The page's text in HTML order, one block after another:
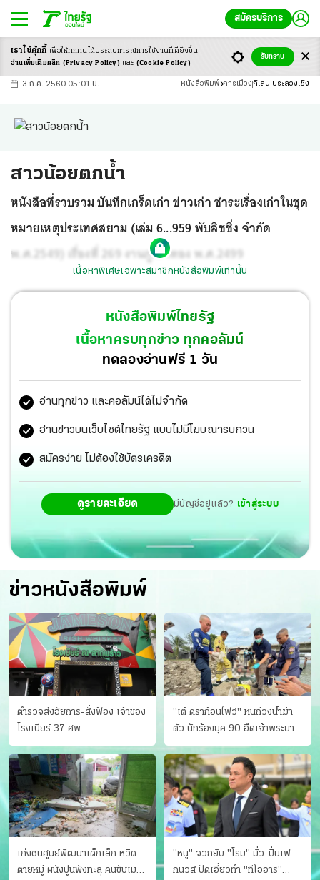
สมัครบริการ
-ก ก ก+
3 ก.ค. 2560 05:01 น. หนังสือพิมพ์ การเมืองกิเลน ประลองเชิง
สาวน้อยตกน้ำ
หนังสือที่รวบรวม บันทึกเกร็ดเก่า ข่าวเก่า ชำระเรื่องเก่าในชุด
หมายเหตุประเทศสยาม (เล่ม 6...959 พับลิชชิ่ง จำกัด
พ.ศ.2549) เรื่องที่ 269 งานภูเขาทอง พ.ศ.2499
เนื้อหาพิเศษเฉพาะสมาชิกหนังสือพิมพ์เท่านั้น
หนังสือพิมพ์ไทยรัฐ
เนื้อหาครบทุกข่าว ทุกคอลัมน์
ทดลองอ่านฟรี 1 วัน
อ่านทุกข่าว และคอลัมน์ได้ไม่จำกัด
อ่านข่าวบนเว็บไซต์ไทยรัฐ แบบไม่มีโฆษณารบกวน
สมัครง่าย ไม่ต้องใช้บัตรเครดิต
ดูรายละเอียด มีบัญชีอยู่แล้ว? เข้าสู่ระบบ
ข่าวหนังสือพิมพ์
ตำรวจส่งอัยการ-สั่งฟ้อง เจ้าของ
โรงเบียร์ 37 ศพ
"เต้ ดราก้อนไฟว์" หินถ่วงน้ำฆ่า
ตัว นักร้องยุค 90 อืดเจ้าพระยา
แฟนหาตัววุ่น เครียดธุรกิจ!
เก๋งชนศูนย์พัฒนาเด็กเล็ก หวิด
ตายหมู่ ผนังปูนพังทะลุ คนขับเมา
"หนู" จวกยับ "โรม" มั่ว-ปั่นเฟ
กนิวส์ ปัดเอี่ยวทํา "ทีโออาร์"
เราใช้คุ้กกี้ เพื่อให้ทุกคนได้ประสบการณ์การใช้งานที่ดียิ่งขึ้น
อ่านเพิ่มเติมคลิก (Privacy Policy) และ (Cookie Policy)
รับทราบ